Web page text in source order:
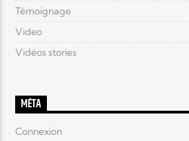
Témoignage
Video
Vidéos stories
MÉTA
Connexion